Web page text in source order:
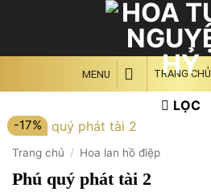
MENU TRANG CHỦ
LỌC
-17%
Trang chủ / Hoa lan hồ điệp
Phú quý phát tài 2